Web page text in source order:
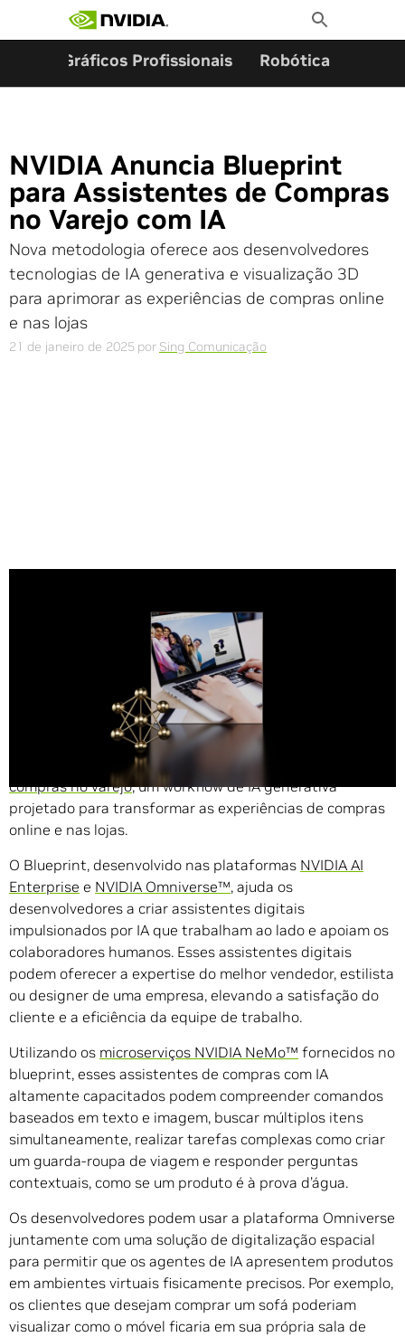
Toggle
Search
Gráficos Profissionais Robótica
NVIDIA Anuncia Blueprint
para Assistentes de Compras
no Varejo com IA
Nova metodologia oferece aos desenvolvedores
tecnologias de IA generativa e visualização 3D
para aprimorar as experiências de compras online
e nas lojas
21 de janeiro de 2025 por Sing Comunicação
NOVA YORK, 10 de janeiro de 2025 — NRF —
NVIDIA AI Blueprint para assistentes de
compras no varejo, um workflow de IA generativa
projetado para transformar as experiências de compras
online e nas lojas.
O Blueprint, desenvolvido nas plataformas NVIDIA AI
Enterprise e NVIDIA Omniverse™, ajuda os
desenvolvedores a criar assistentes digitais
impulsionados por IA que trabalham ao lado e apoiam os
colaboradores humanos. Esses assistentes digitais
podem oferecer a expertise do melhor vendedor, estilista
ou designer de uma empresa, elevando a satisfação do
cliente e a eficiência da equipe de trabalho.
Utilizando os microserviços NVIDIA NeMo™ fornecidos no
blueprint, esses assistentes de compras com IA
altamente capacitados podem compreender comandos
baseados em texto e imagem, buscar múltiplos itens
simultaneamente, realizar tarefas complexas como criar
um guarda-roupa de viagem e responder perguntas
contextuais, como se um produto é à prova d’água.
Os desenvolvedores podem usar a plataforma Omniverse
juntamente com uma solução de digitalização espacial
para permitir que os agentes de IA apresentem produtos
em ambientes virtuais fisicamente precisos. Por exemplo,
os clientes que desejam comprar um sofá poderiam
visualizar como o móvel ficaria em sua própria sala de